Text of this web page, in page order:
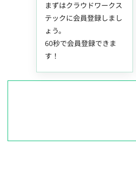
まずはクラウドワークス
テックに会員登録しまし
ょう。
60秒で会員登録できま
す！